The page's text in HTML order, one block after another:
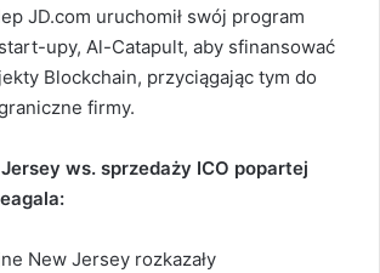
JD.com uruchomił swój program
upy, Al-Catapult, aby sfinansować
Blockchain, przyciągając tym do
firmy.
ws. sprzedaży ICO popartej
New Jersey rozkazały